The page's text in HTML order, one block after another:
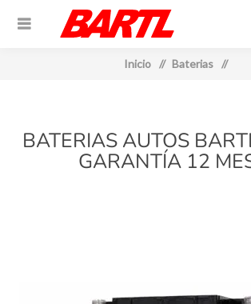
Inicio / Baterias /
BATERIAS AUTOS
GARANTÍA 12